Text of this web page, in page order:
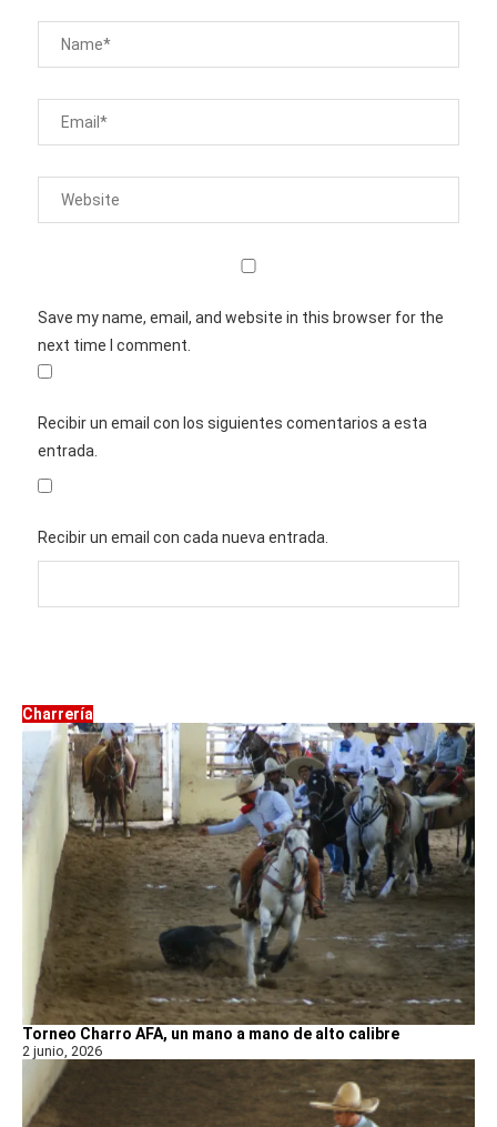
Save my name, email, and website in this browser for the
next time I comment.
Recibir un email con los siguientes comentarios a esta
entrada.
Recibir un email con cada nueva entrada.
Charrería
Torneo Charro AFA, un mano a mano de alto calibre
2 junio, 2026